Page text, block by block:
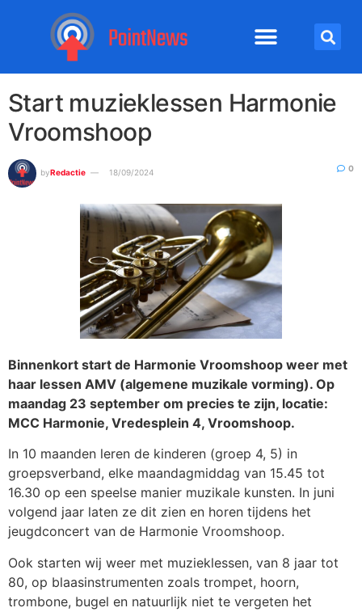
Start muzieklessen Harmonie
Vroomshoop
byRedactie 18/09/2024 0
Binnenkort start de Harmonie Vroomshoop weer met
haar lessen AMV (algemene muzikale vorming). Op
maandag 23 september om precies te zijn, locatie:
MCC Harmonie, Vredesplein 4, Vroomshoop.
In 10 maanden leren de kinderen (groep 4, 5) in
groepsverband, elke maandagmiddag van 15.45 tot
16.30 op een speelse manier muzikale kunsten. In juni
volgend jaar laten ze dit zien en horen tijdens het
jeugdconcert van de Harmonie Vroomshoop.
Ook starten wij weer met muzieklessen, van 8 jaar tot
80, op blaasinstrumenten zoals trompet, hoorn,
trombone, bugel en natuurlijk niet te vergeten het